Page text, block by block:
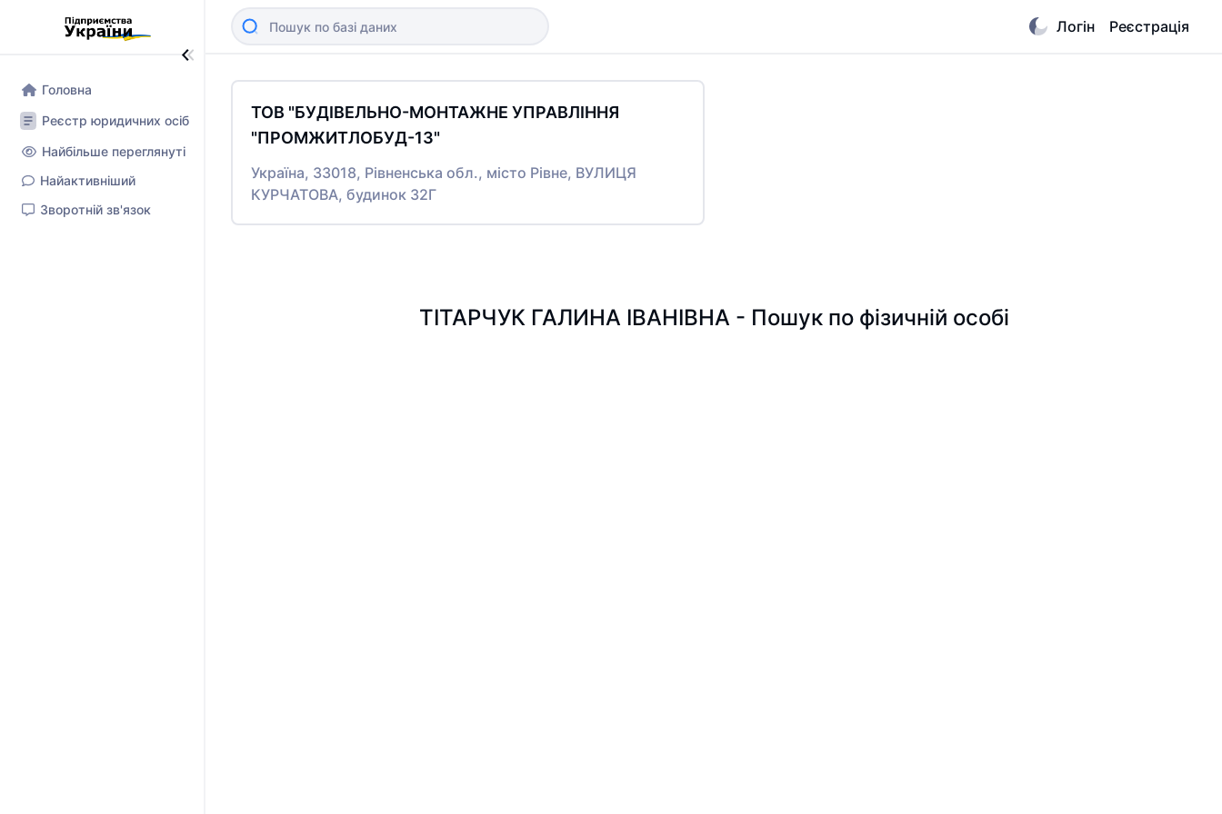
Головна
Реєстр юридичних осіб
Найбільше переглянуті
Найактивніший
Зворотній зв'язок
Логін Реєстрація
ТОВ "БУДІВЕЛЬНО-МОНТАЖНЕ УПРАВЛІННЯ
"ПРОМЖИТЛОБУД-13"
Україна, 33018, Рівненська обл., місто Рівне, ВУЛИЦЯ
КУРЧАТОВА, будинок 32Г
ТІТАРЧУК ГАЛИНА ІВАНІВНА - Пошук по фізичній особі